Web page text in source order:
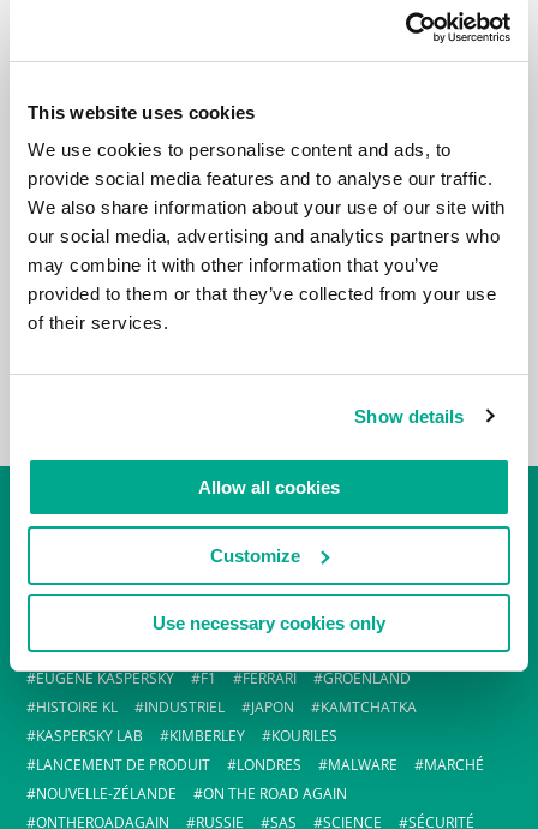
This website uses cookies
We use cookies to personalise content and ads, to
provide social media features and to analyse our traffic.
We also share information about your use of our site with
our social media, advertising and analytics partners who
may combine it with other information that you’ve
provided to them or that they’ve collected from your use
of their services.
Show details
Allow all cookies
Customize
Use necessary cookies only
NUAGE D’ÉTIQUETTES
ANNIVERSAIRE ANTIVIRUS
AÉROPORTS
BREVETS CARACTÉRISTIQUES
CHINE
COMPAGNIE AÉRIENNE
CYBER-ACTUALITÉ
CYBERCRIMINEL
CYBERGUERRE
CYBERSÉCURITÉ
ETATS-UNIS
EUGÈNE KASPERSKY
F1 FERRARI
GROENLAND
HISTOIRE KL
INDUSTRIEL JAPON
KAMTCHATKA
KASPERSKY LAB
KIMBERLEY
KOURILES
LANCEMENT DE PRODUIT
LONDRES MALWARE
MARCHÉ
NOUVELLE-ZÉLANDE
ON THE ROAD AGAIN
ONTHEROADAGAIN
RUSSIE SAS SCIENCE
SÉCURITÉ